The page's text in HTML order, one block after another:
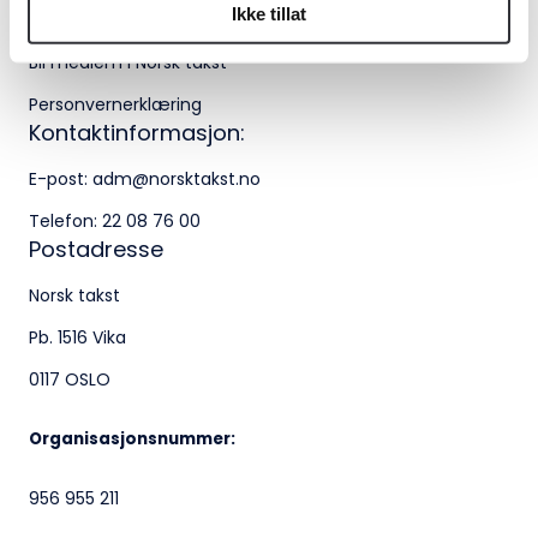
Ikke tillat
adm@norsktakst.no
22 08 76 00
Besøksadresse:
Postadresse:
Pb. 1516 Vika, 0117 OSLO
Bli medlem i Norsk takst
Personvernerklæring
Kontaktinformasjon:
E-post: adm@norsktakst.no
Telefon: 22 08 76 00
Postadresse
Norsk takst
Pb. 1516 Vika
0117 OSLO
Organisasjonsnummer:
956 955 211